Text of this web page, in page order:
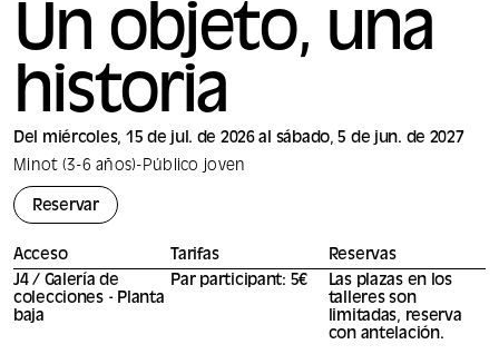
Un objeto, una
historia
Del miércoles, 15 de jul. de 2026 al sábado, 5 de jun. de 2027
Minot (3-6 años)-Público joven
Reservar
Acceso
J4 / Galería de
colecciones - Planta
baja
Tarifas
Par participant: 5€
Reservas
Las plazas en los
talleres son
limitadas, reserva
con antelación.